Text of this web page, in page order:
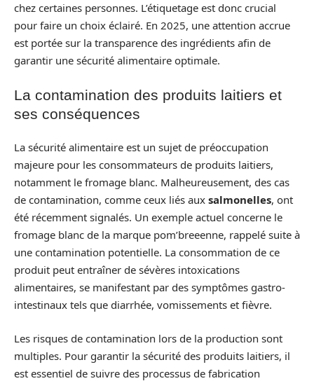
chez certaines personnes. L’étiquetage est donc crucial
pour faire un choix éclairé. En 2025, une attention accrue
est portée sur la transparence des ingrédients afin de
garantir une sécurité alimentaire optimale.
La contamination des produits laitiers et
ses conséquences
La sécurité alimentaire est un sujet de préoccupation
majeure pour les consommateurs de produits laitiers,
notamment le fromage blanc. Malheureusement, des cas
de contamination, comme ceux liés aux salmonelles, ont
été récemment signalés. Un exemple actuel concerne le
fromage blanc de la marque pom’breeenne, rappelé suite à
une contamination potentielle. La consommation de ce
produit peut entraîner de sévères intoxications
alimentaires, se manifestant par des symptômes gastro-
intestinaux tels que diarrhée, vomissements et fièvre.
Les risques de contamination lors de la production sont
multiples. Pour garantir la sécurité des produits laitiers, il
est essentiel de suivre des processus de fabrication